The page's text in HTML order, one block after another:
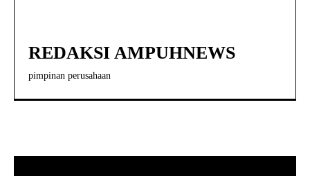
REDAKSI AMPUHNEWS
pimpinan perusahaan